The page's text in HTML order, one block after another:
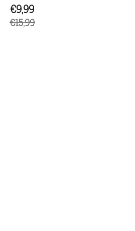
€9,99
€15,99